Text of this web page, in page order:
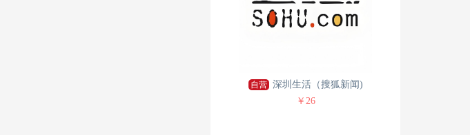
自营
深圳生活（搜狐新闻)
￥26